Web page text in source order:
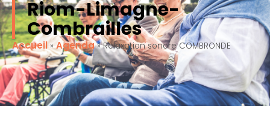
Riom-Limagne-
Combrailles
Accueil»Agenda»Relaxation sonore COMBRONDE